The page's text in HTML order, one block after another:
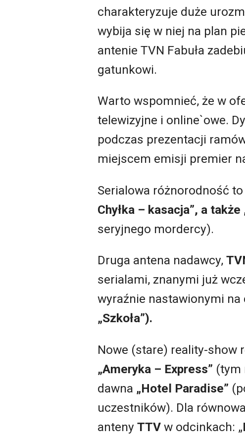
charakteryzuje duże
wybija się w niej na plan
antenie TVN Fabuła
gatunkowi.
Warto wspomnieć, że w
telewizyjne i online`owe.
podczas prezentacji
miejscem emisji premier
Serialowa różnorodność
Chyłka – kasacja”, a także
seryjnego mordercy).
Druga antena nadawcy,
serialami, znanymi już
wyraźnie nastawionymi na
„Szkoła”).
Nowe (stare) reality-show
„Ameryka – Express” (tym
dawna „Hotel Paradise”
uczestników). Dla
anteny TTV w odcinkach: „